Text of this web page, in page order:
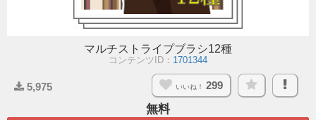
マルチストライプブラシ12種
コンテンツID： 1701344
5,975 いいね！ 299
無料